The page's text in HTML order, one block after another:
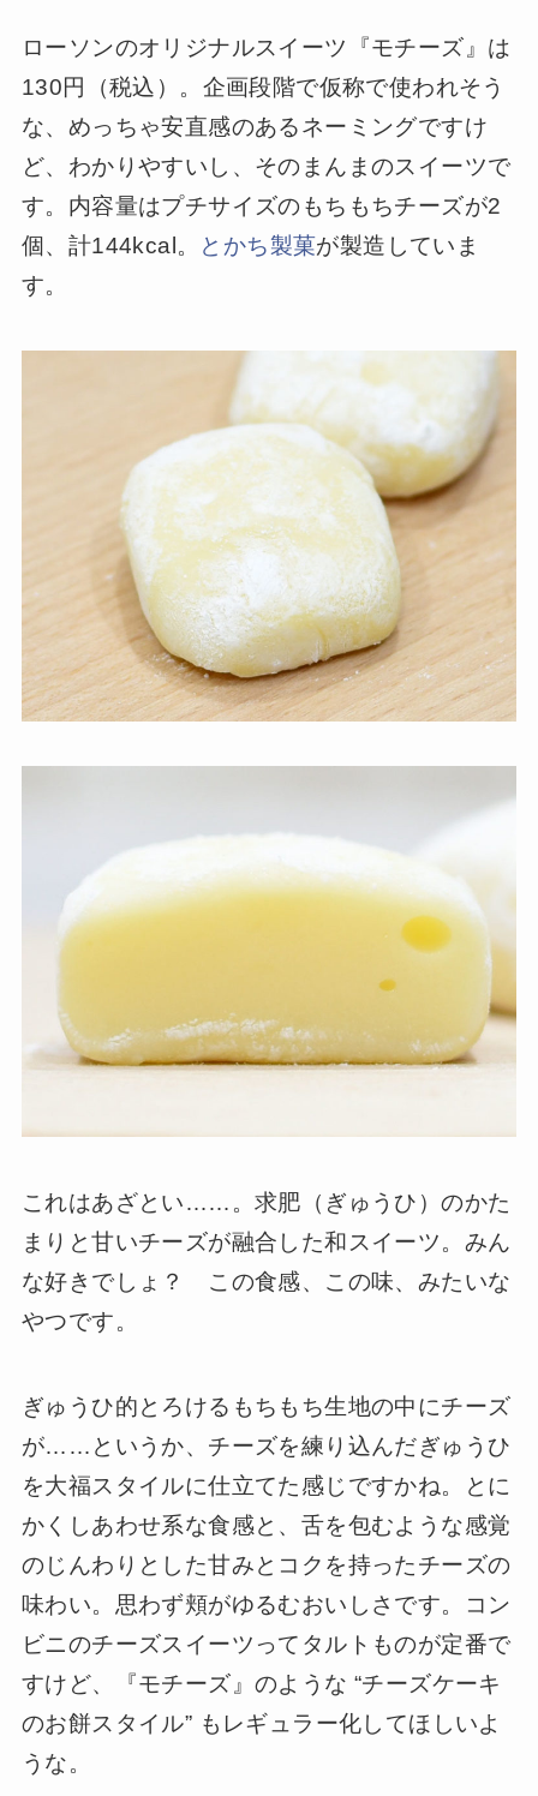
ローソンのオリジナルスイーツ『モチーズ』は
130円（税込）。企画段階で仮称で使われそう
な、めっちゃ安直感のあるネーミングですけ
ど、わかりやすいし、そのまんまのスイーツで
す。内容量はプチサイズのもちもちチーズが2
個、計144kcal。
とかち製菓が製造していま
す。
これはあざとい……。求肥（ぎゅうひ）のかた
まりと甘いチーズが融合した和スイーツ。みん
な好きでしょ？ この食感、この味、みたいな
やつです。
ぎゅうひ的とろけるもちもち生地の中にチーズ
が……というか、チーズを練り込んだぎゅうひ
を大福スタイルに仕立てた感じですかね。とに
かくしあわせ系な食感と、舌を包むような感覚
のじんわりとした甘みとコクを持ったチーズの
味わい。思わず頬がゆるむおいしさです。コン
ビニのチーズスイーツってタルトものが定番で
すけど、『モチーズ』のような “チーズケーキ
のお餅スタイル” もレギュラー化してほしいよ
うな。